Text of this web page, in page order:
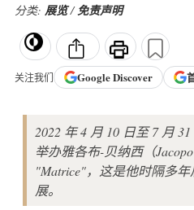
分类: 展览/免责声明
关注我们 GoogleDiscover
2022 年 4 月 10 日至 7 月
举办雅各布-贝纳西（
"Matrice"，这是他时隔多
展。